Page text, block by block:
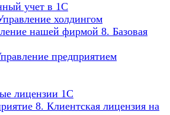
учет в 1С
холдингом
нашей фирмой 8. Базовая
предприятием
лицензии 1С
8. Клиентская лицензия на